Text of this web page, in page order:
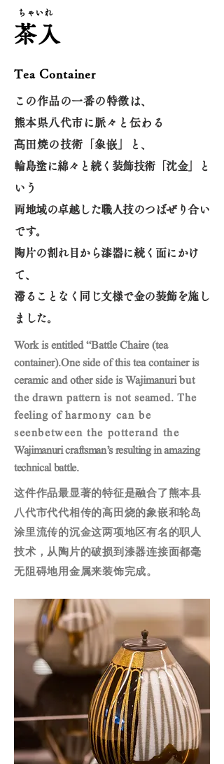
ちゃいれ
茶入
Tea Container
この作品の一番の特徴は、
熊本県八代市に脈々と伝わる
髙田焼の技術「象嵌」と、
輪島塗に綿々と続く装飾技術「沈金」と
いう
両地域の卓越した職人技のつばぜり合い
です。
陶片の割れ目から漆器に続く面にかけ
て、
滞ることなく同じ文様で金の装飾を施し
ました。
Work is entitled “Battle Chaire (tea
container).One side of this tea container is
ceramic and other side is Wajimanuri but
the drawn pattern is not seamed. The
feeling ofharmony can be
seenbetween the potterand the
Wajimanuri craftsman’s resulting in amazing
technical battle.
这件作品最显著的特征是融合了熊本县
八代市代代相传的高田烧的象嵌和轮岛
涂里流传的沉金这两项地区有名的职人
技术，从陶片的破损到漆器连接面都毫
无阻碍地用金属来装饰完成。